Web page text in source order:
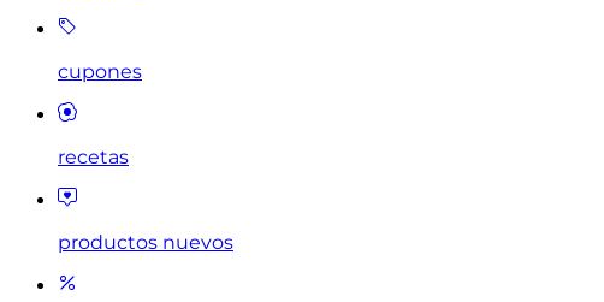
cupones
recetas
productos nuevos